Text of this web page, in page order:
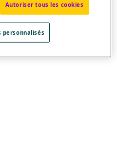
l'axe
Autoriser tous les cookies
personnalisés